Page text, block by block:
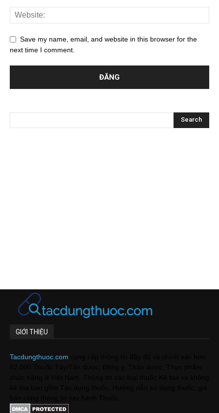
Save my name, email, and website in this browser for the
next time I comment.
GIỚI THIỆU
Tacdungthuoc.com